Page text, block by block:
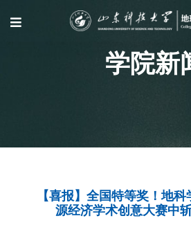
学院新
【喜报】全国特等奖！地
源经济学术创意大赛中